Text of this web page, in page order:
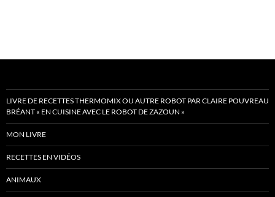
LIVRE DE RECETTES THERMOMIX OU AUTRE ROBOT PAR CLAIRE POUVREAU
BRÉANT « EN CUISINE AVEC LE ROBOT DE ZAZOUN »
MON LIVRE
RECETTES EN VIDÉOS
ANIMAUX